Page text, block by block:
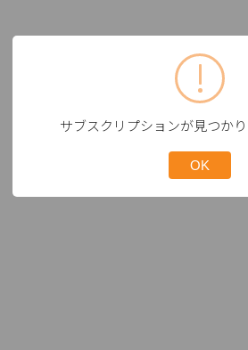
サブスクリプションが見つかり
OK